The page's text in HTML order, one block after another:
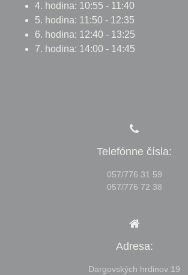
4. hodina: 10:55 - 11:40
5. hodina: 11:50 - 12:35
6. hodina: 12:40 - 13:25
7. hodina: 14:00 - 14:45
Telefónne čísla:
057/776 31 59
057/776 72 38
Adresa:
Dargovských hrdinov 19